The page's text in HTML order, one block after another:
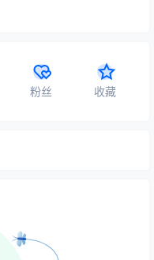
粉丝 收藏